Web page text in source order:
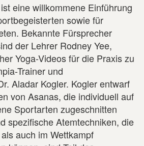
ist eine willkommene Einführung
sowie für
Bekannte Fürsprecher
der Lehrer Rodney Yee,
Yoga-Videos für die Praxis zu
Trainer und
Aladar Kogler. Kogler entwarf
von Asanas, die individuell auf
Sportarten zugeschnitten
spezifische Atemtechniken, die
auch im Wettkampf